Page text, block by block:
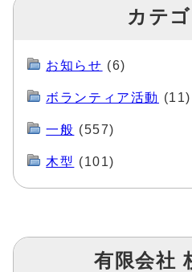
カテ
お知らせ (6)
ボランティア活動 (11)
一般 (557)
木型 (101)
有限会社